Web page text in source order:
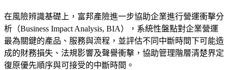
在風險辨識基礎上，富邦產險進一步協助企業進行營運衝擊分
析（Business Impact Analysis, BIA），系統性盤點對企業營運
最為關鍵的產品、服務與流程，並評估不同中斷時間下可能造
成的財務損失、法規影響及聲譽衝擊，協助管理階層清楚界定
復原優先順序與可接受的中斷時間。